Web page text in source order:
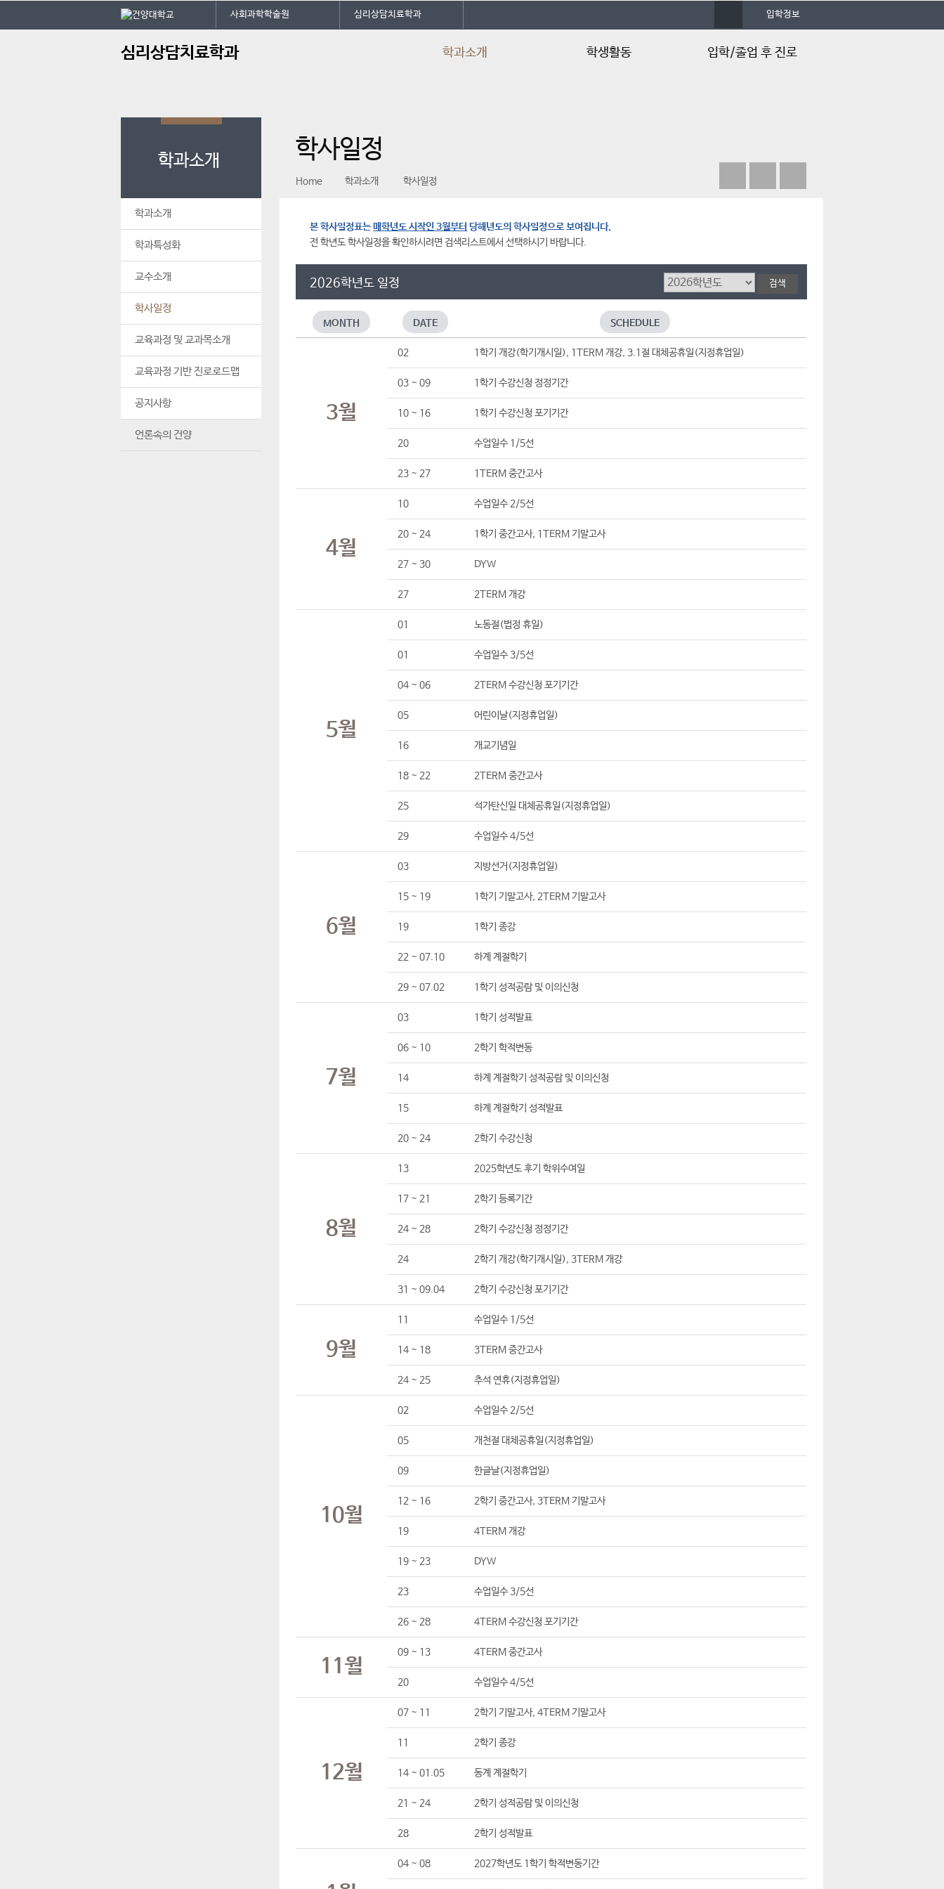
사회과학학술원 심리상담치료학과
맵
입학정보
심리상담치료학과 학과소개
교육과정 및 교과목소개
공지사항
학생활동 입학/졸업 후 진로
심치백과사전
자격증 취득현황
학과소개
학과소개
학과특성화
교수소개
학사일정
교육과정 및 교과목소개
교육과정 기반 진로로드맵
공지사항
언론속의 건양
학사일정
Home 학과소개 학사일정
본 학사일정표는매학년도 시작인 3월부터 당해년도의 학사일정으로 보여집니다.
전 학년도 학사일정을 확인하시려면 검색리스트에서 선택하시기 바랍니다.
2026학년도 일정
MONTH DATE SCHEDULE
3월
02 1학기 개강(학기개시일), 1TERM 개강, 3.1절 대체공휴일(지정휴업일)
03 ~ 09 1학기 수강신청 정정기간
10 ~ 16 1학기 수강신청 포기기간
20 수업일수 1/5선
23 ~ 27 1TERM 중간고사
4월
10 수업일수 2/5선
20 ~ 24 1학기 중간고사, 1TERM 기말고사
27 ~ 30 DYW
27 2TERM 개강
5월
01 노동절(법정 휴일)
01 수업일수 3/5선
04 ~ 06 2TERM 수강신청 포기기간
05 어린이날(지정휴업일)
16 개교기념일
18 ~ 22 2TERM 중간고사
25 석가탄신일 대체공휴일(지정휴업일)
29 수업일수 4/5선
6월
03 지방선거(지정휴업일)
15 ~ 19 1학기 기말고사, 2TERM 기말고사
19 1학기 종강
22 ~ 07.10 하계 계절학기
29 ~ 07.02 1학기 성적공람 및 이의신청
7월
03 1학기 성적발표
06 ~ 10 2학기 학적변동
14 하계 계절학기 성적공람 및 이의신청
15 하계 계절학기 성적발표
20 ~ 24 2학기 수강신청
8월
13 2025학년도 후기 학위수여일
17 ~ 21 2학기 등록기간
24 ~ 28 2학기 수강신청 정정기간
24 2학기 개강(학기개시일), 3TERM 개강
31 ~ 09.04 2학기 수강신청 포기기간
9월
11 수업일수 1/5선
14 ~ 18 3TERM 중간고사
24 ~ 25 추석 연휴(지정휴업일)
10월
02 수업일수 2/5선
05 개천절 대체공휴일(지정휴업일)
09 한글날(지정휴업일)
12 ~ 16 2학기 중간고사, 3TERM 기말고사
19 4TERM 개강
19 ~ 23 DYW
23 수업일수 3/5선
26 ~ 28 4TERM 수강신청 포기기간
11월
09 ~ 13 4TERM 중간고사
20 수업일수 4/5선
12월
07 ~ 11 2학기 기말고사, 4TERM 기말고사
11 2학기 종강
14 ~ 01.05 동계 계절학기
21 ~ 24 2학기 성적공람 및 이의신청
28 2학기 성적발표
04 ~ 08 2027학년도 1학기 학적변동기간